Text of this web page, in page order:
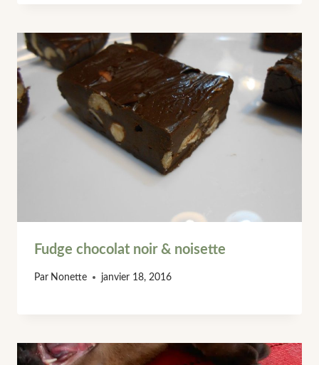
Fudge chocolat noir & noisette
Par Nonette janvier 18, 2016